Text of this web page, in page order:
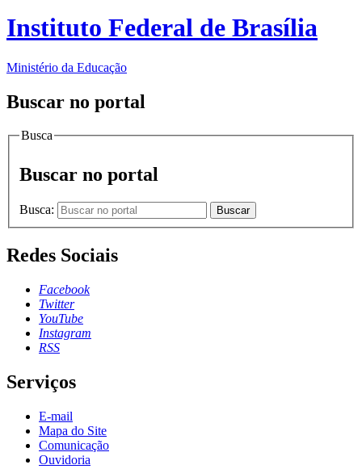
Instituto Federal de Brasília
Ministério da Educação
Buscar no portal
Busca
Buscar no portal
Busca: Buscar
Redes Sociais
Facebook
Twitter
YouTube
Instagram
RSS
Serviços
E-mail
Mapa do Site
Comunicação
Ouvidoria